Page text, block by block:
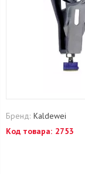
Бренд: Kaldewei
Код товара: 2753